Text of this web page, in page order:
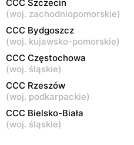
CCC
Otwock, ul. Kupiecka 2
CCC
Radzymin, ul. Konstytucji 3
Maja 13
CCC
Grodzisk Mazowiecki, ul.
CCC Szczecin
(woj. zachodniopomorskie)
CCC Bydgoszcz
(woj. kujawsko-pomorskie)
CCC Częstochowa
(woj. śląskie)
CCC Rzeszów
(woj. podkarpackie)
CCC Bielsko-Biała
(woj. śląskie)